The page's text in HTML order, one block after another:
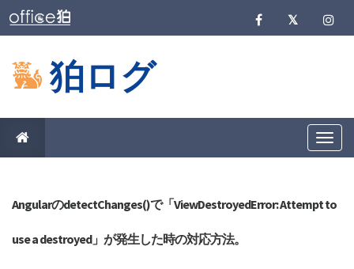
狛ログ
T
o
g
e
n
AngularのdetectChanges()で「ViewDestroyedError: Attempt to
use a destroyed」が発生した時の対応方法。